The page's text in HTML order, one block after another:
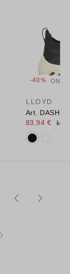
-40%
LLOYD
Art. DASH
83,94 €
Verfügbare